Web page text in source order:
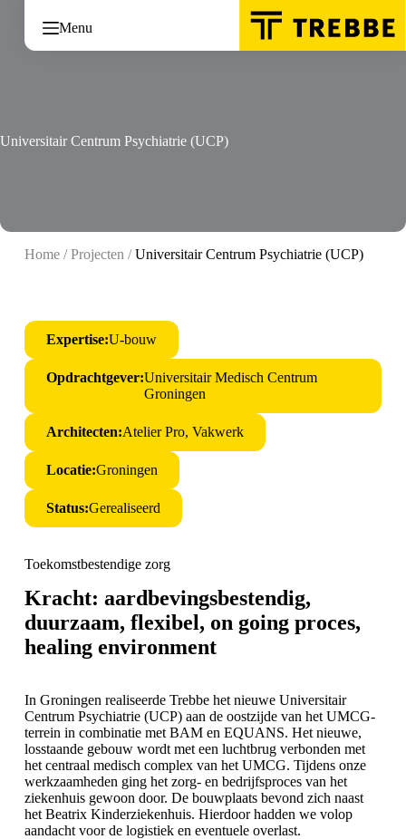
inhoud
Menu
Universitair Centrum Psychiatrie (UCP)
Home/Projecten /Universitair Centrum Psychiatrie (UCP)
Expertise:U-bouw
Opdrachtgever:Universitair Medisch Centrum
Groningen
Architecten:Atelier Pro, Vakwerk
Locatie:Groningen
Status:Gerealiseerd
Toekomstbestendige zorg
Kracht: aardbevingsbestendig,
duurzaam, flexibel, on going proces,
healing environment
In Groningen realiseerde Trebbe het nieuwe Universitair
Centrum Psychiatrie (UCP) aan de oostzijde van het UMCG-
terrein in combinatie met BAM en EQUANS. Het nieuwe,
losstaande gebouw wordt met een luchtbrug verbonden met
het centraal medisch complex van het UMCG. Tijdens onze
werkzaamheden ging het zorg- en bedrijfsproces van het
ziekenhuis gewoon door. De bouwplaats bevond zich naast
het Beatrix Kinderziekenhuis. Hierdoor hadden we volop
aandacht voor de logistiek en eventuele overlast.